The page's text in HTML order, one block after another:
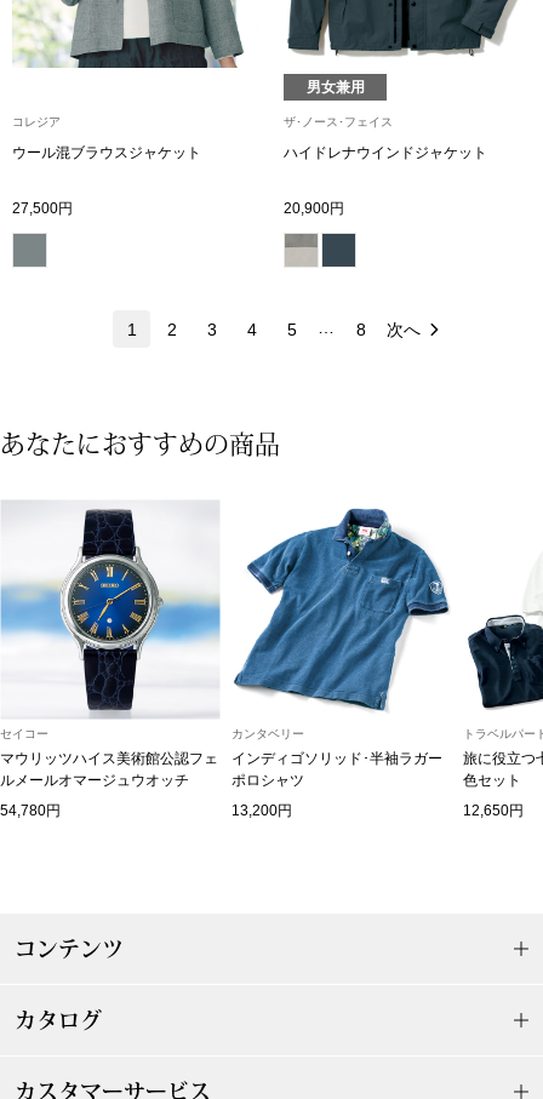
ネックレス
リング
マフラー／ス
スカーフ／ス
ベルト
コレジア
ウール混ブラウスジャケット
27,500円
男女兼用
ザ･ノース･フェイス
ハイドレナウインドジャケット
20,900円
1 2 3 4 5 … 8 次へ
あなたにおすすめの商品
セイコー
マウリッツハイス美術館公認フェ
ルメールオマージュウオッチ
54,780円
カンタベリー
インディゴソリッド･半袖ラガー
ポロシャツ
13,200円
トラベルパー
旅に役立つ
色セット
12,650円
コンテンツ
カタログ
カスタマーサービス